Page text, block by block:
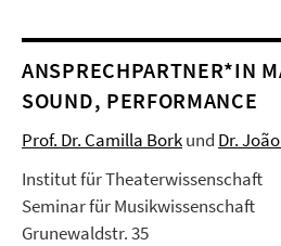
ANSPRECHPARTNER*IN
SOUND, PERFORMANCE
Prof. Dr. Camilla Borkund Dr.
Institut für Theaterwissenschaft
Seminar für Musikwissenschaft
Grunewaldstr. 35